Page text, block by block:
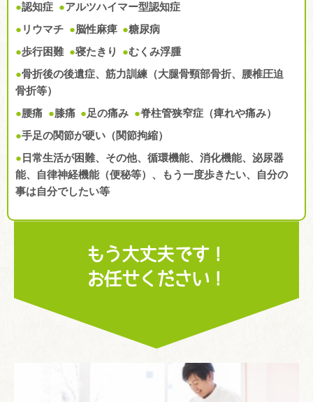
●認知症 ●アルツハイマー型認知症
● リウマチ ●脳性麻痺 ●糖尿病
●歩行困難 ●寝たきり ●むくみ浮腫
●骨折後の後遺症、筋力訓練（大腿骨頸部骨折、腰椎圧迫
骨折等）
●腰痛 ●膝痛 ●足の痛み ●脊柱管狭窄症（痺れや痛み）
●手足の関節が硬い（関節拘縮）
● 日常生活が困難、その他、循環機能、消化機能、泌尿器
能、自律神経機能（便秘等）、もう一度歩きたい、自分の
事は自分でしたい等
もう大丈夫です！
お任せください！